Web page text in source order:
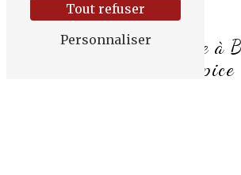
Composition florale à
Saint-Sulpice
Tout refuser
Personnaliser